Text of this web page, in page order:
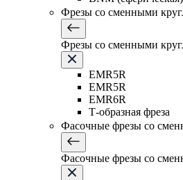
Фрезы со сменными
Фрезы со сменными
EMR5R
EMR5R
EMR6R
Т-образная фреза
Фасочные фрезы со
Фасочные фрезы со